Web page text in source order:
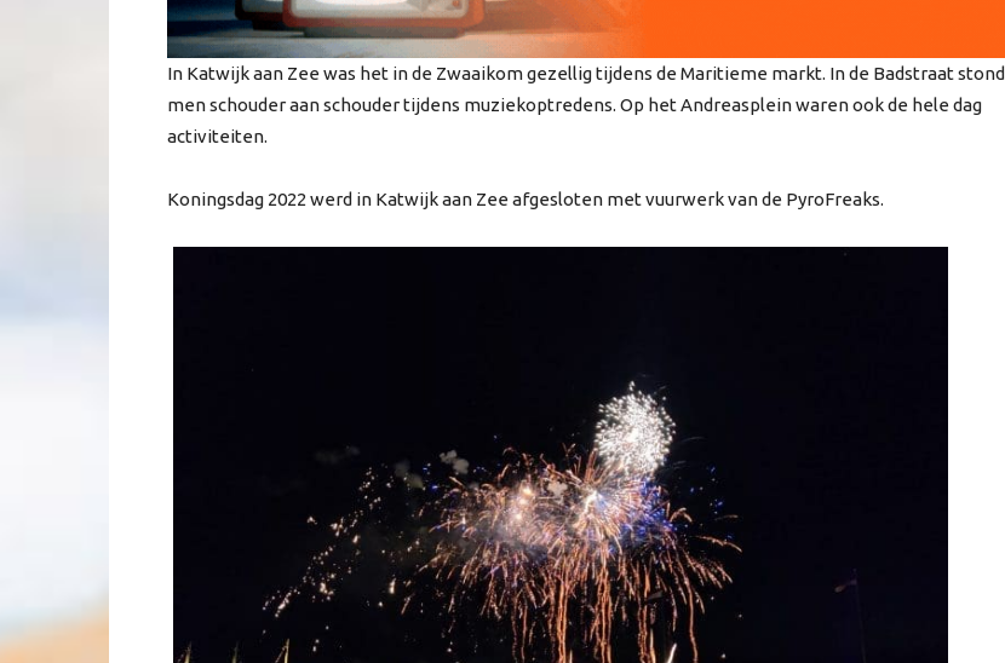
In Katwijk aan Zee was het in de Zwaaikom gezellig tijdens de Maritieme markt. In de Badstraat stond
men schouder aan schouder tijdens muziekoptredens. Op het Andreasplein waren ook de hele dag
activiteiten.
Koningsdag 2022 werd in Katwijk aan Zee afgesloten met vuurwerk van de PyroFreaks.